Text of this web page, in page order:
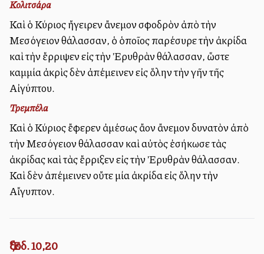
Κολιτσάρα
Καὶ ὁ Κύριος ἤγειρεν ἄνεμον σφοδρὸν ἀπὸ τὴν
Μεσόγειον θάλασσαν, ὁ ὁποῖος παρέσυρε τὴν ἀκρίδα
καὶ τὴν ἔρριψεν εἰς τὴν Ἐρυθρὰν θάλασσαν, ὥστε
καμμία ἀκρὶς δὲν ἀπέμεινεν εἰς ὅλην τὴν γῆν τῆς
Αἰγύπτου.
Τρεμπέλα
Καὶ ὁ Κύριος ἔφερεν ἀμέσως ἄλλον ἄνεμον δυνατὸν ἀπὸ
τὴν Μεσόγειον θάλασσαν καὶ αὐτὸς ἐσήκωσε τὰς
ἀκρίδας καὶ τὰς ἔρριξεν εἰς τὴν Ἐρυθρὰν θάλασσαν.
Καὶ δὲν ἀπέμεινεν οὔτε μία ἀκρίδα εἰς ὅλην τὴν
Αἴγυπτον.
Ἔξοδ. 10,20